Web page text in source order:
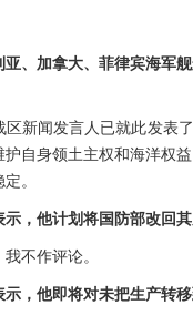
亚、加拿大、菲律宾海军
新闻发言人已就此发表
自身领土主权和海洋权
。
，他计划将国防部改回
不作评论。
，他即将对未把生产转